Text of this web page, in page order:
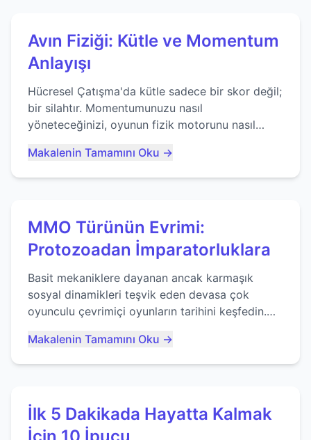
Avın Fiziği: Kütle ve Momentum
Anlayışı
Hücresel Çatışma'da kütle sadece bir skor değil;
bir silahtır. Momentumunuzu nasıl
yöneteceğinizi, oyunun fizik motorunu nasıl
ustalaşacağınızı öğrenin...
Makalenin Tamamını Oku →
MMO Türünün Evrimi:
Protozoadan İmparatorluklara
Basit mekaniklere dayanan ancak karmaşık
sosyal dinamikleri teşvik eden devasa çok
oyunculu çevrimiçi oyunların tarihini keşfedin.
Makalenin Tamamını Oku →
İlk 5 Dakikada Hayatta Kalmak